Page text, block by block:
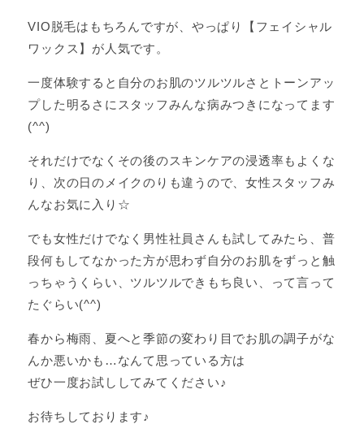
VIO脱毛はもちろんですが、やっぱり【フェイシャル
ワックス】が人気です。
一度体験すると自分のお肌のツルツルさとトーンアッ
プした明るさにスタッフみんな病みつきになってます
(^^)
それだけでなくその後のスキンケアの浸透率もよくな
り、次の日のメイクのりも違うので、女性スタッフみ
んなお気に入り☆
でも女性だけでなく男性社員さんも試してみたら、普
段何もしてなかった方が思わず自分のお肌をずっと触
っちゃうくらい、ツルツルできもち良い、って言って
たぐらい(^^)
春から梅雨、夏へと季節の変わり目でお肌の調子がな
んか悪いかも…なんて思っている方は
ぜひ一度お試ししてみてください♪
お待ちしております♪